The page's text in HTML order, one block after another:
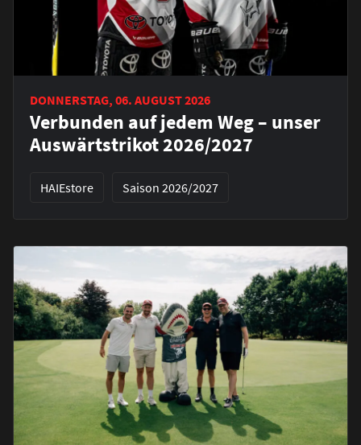
DONNERSTAG, 06. AUGUST 2026
Verbunden auf jedem Weg – unser
Auswärtstrikot 2026/2027
HAIEstore Saison 2026/2027